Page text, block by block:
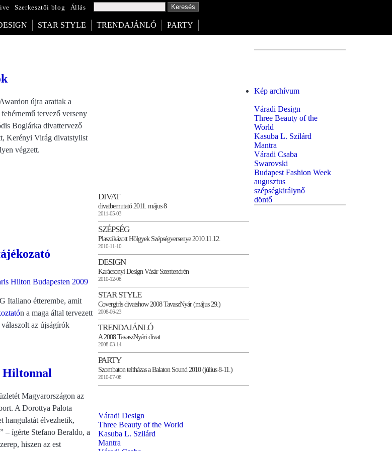
Szerkesztői blog Állás
STAR STYLE TRENDAJÁNLÓ PARTY
újra arattak a
tervező verseny
Boglárka divattervező
Kerényi Virág divatstylist
végzett.
Italiano étterembe, amit
n a maga által tervezett
az újságírók
Hiltonnal
Magyarországon az
A Dorottya Palota
hangulatát élvezhetik,
– ígérte Stefano Beraldo, a
hiszen az est
DIVAT
divatbemutató 2011. május 8
2011-05-03
SZÉPSÉG
Plasztikázott Hölgyek Szépségversenye 2010.11.12.
2010-11-10
DESIGN
Karácsonyi Design Vásár Szentendrén
2010-12-08
STAR STYLE
Covergirls divatshow 2008 TavaszNyár (május 29.)
2008-06-23
TRENDAJÁNLÓ
A 2008 TavaszNyári divat
2008-03-14
PARTY
Szombaton teltházas a Balaton Sound 2010 (július 8-11.)
2010-07-08
Váradi Design
Three Beauty of the World
Kasuba L. Szilárd
Mantra
Kép archívum
Váradi Design
Three Beauty of the
World
Kasuba L. Szilárd
Mantra
Váradi Csaba
Swarovski
Budapest Fashion Week
augusztus
szépségkirálynő
döntő